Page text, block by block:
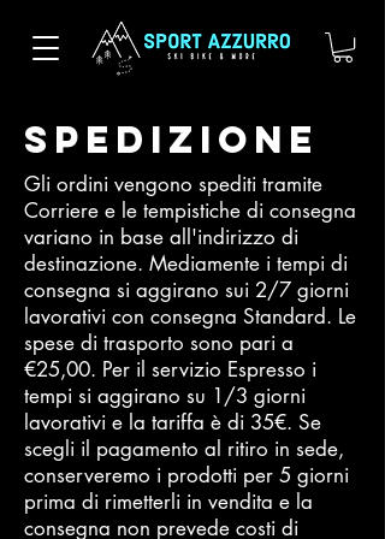
Spedizione
Gli ordini vengono spediti tramite
Corriere e le tempistiche di consegna
variano in base all'indirizzo di
destinazione. Mediamente i tempi di
consegna si aggirano sui 2/7 giorni
lavorativi con consegna Standard. Le
spese di trasporto sono pari a
€25,00. Per il servizio Espresso i
tempi si aggirano su 1/3 giorni
lavorativi e la tariffa è di 35€. Se
scegli il pagamento al ritiro in sede,
conserveremo i prodotti per 5 giorni
prima di rimetterli in vendita e la
consegna non prevede costi di